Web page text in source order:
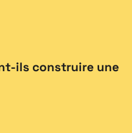
ils construire une